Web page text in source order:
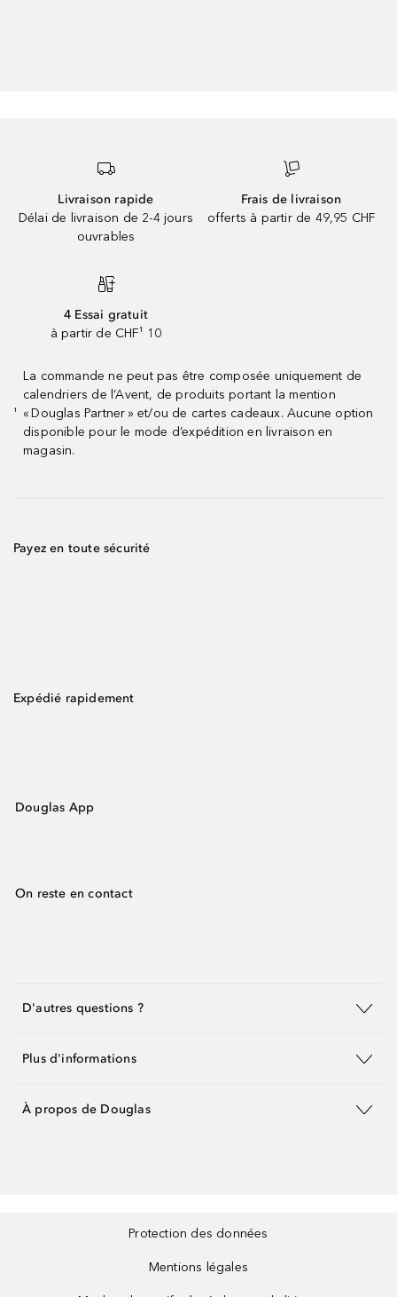
Livraison rapide
Délai de livraison de 2-4 jours
ouvrables
Frais de livraison
offerts à partir de 49,95 CHF
4 Essai gratuit
à partir de CHF¹ 10
¹
La commande ne peut pas être composée uniquement de
calendriers de l’Avent, de produits portant la mention
« Douglas Partner » et/ou de cartes cadeaux. Aucune option
disponible pour le mode d’expédition en livraison en
magasin.
Payez en toute sécurité
Expédié rapidement
Douglas App
On reste en contact
D'autres questions ?
Plus d'informations
À propos de Douglas
Protection des données
Mentions légales